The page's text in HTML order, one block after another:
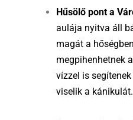
Hűsölő pont a
aulája nyitva áll
magát a
megpihenhetnek
vízzel is
viselik a kánikulát.